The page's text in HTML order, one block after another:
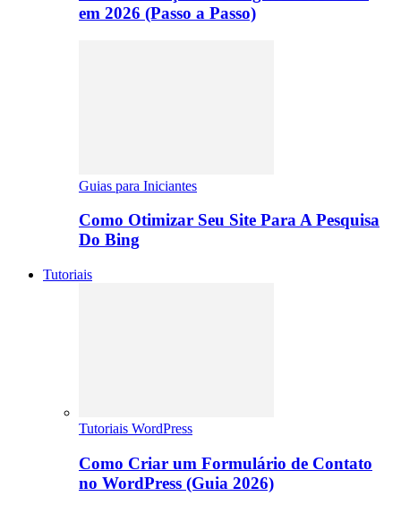
em 2026 (Passo a Passo)
Guias para Iniciantes
Como Otimizar Seu Site Para A Pesquisa
Do Bing
Tutoriais
Tutoriais WordPress
Como Criar um Formulário de Contato
no WordPress (Guia 2026)